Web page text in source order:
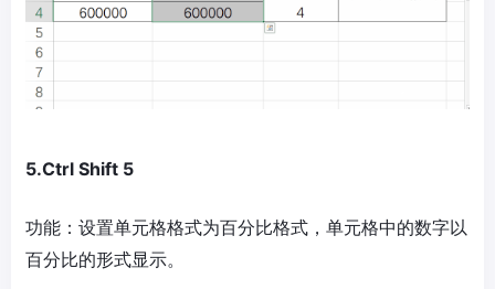
5.Ctrl Shift 5
功能：设置单元格格式为百分比格式，单元格中的数字以
百分比的形式显示。